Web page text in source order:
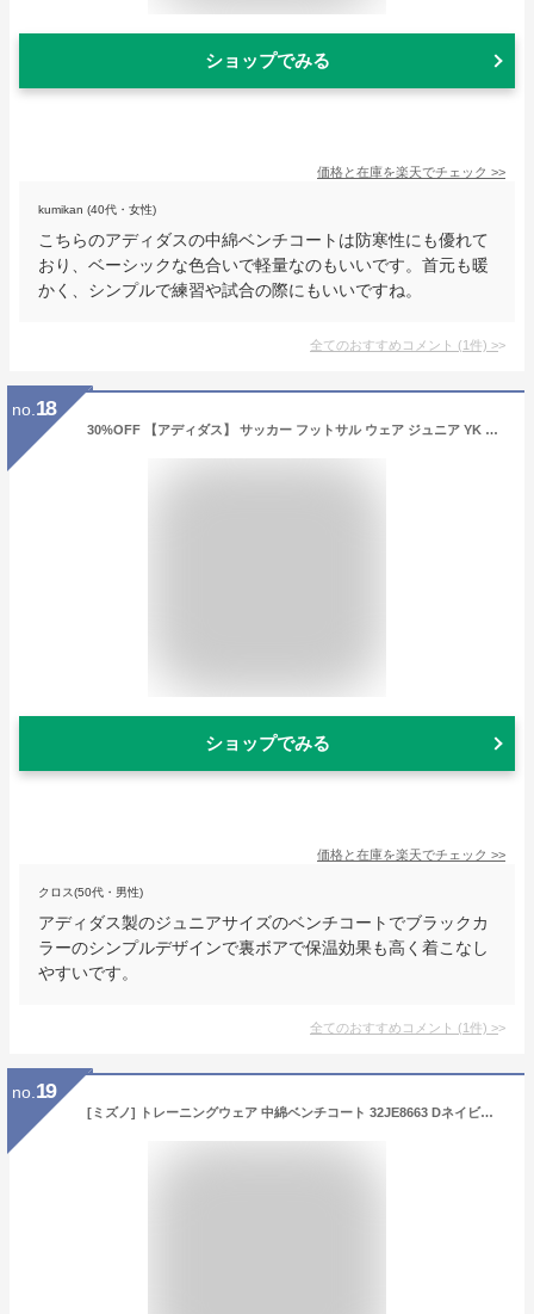
ショップでみる
価格と在庫を楽天でチェック >>
kumikan (40代・女性)
こちらのアディダスの中綿ベンチコートは防寒性にも優れて
おり、ベーシックな色合いで軽量なのもいいです。首元も暖
かく、シンプルで練習や試合の際にもいいですね。
全てのおすすめコメント (1件) >
no. 18
30%OFF 【アディダス】 サッカー フットサル ウェア ジュニア YK BOA ロングコート ボアコート ベンチコート ブラック 【adidas2022FW】 M4004-HM7167
ショップでみる
価格と在庫を楽天でチェック >>
クロス(50代・男性)
アディダス製のジュニアサイズのベンチコートでブラックカ
ラーのシンプルデザインで裏ボアで保温効果も高く着こなし
やすいです。
全てのおすすめコメント (1件) >
no. 19
[ミズノ] トレーニングウェア 中綿ベンチコート 32JE8663 Dネイビー×Dネイビー 日本 S (日本サイズS相当)